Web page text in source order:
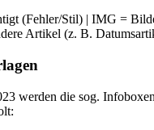
(Fehler/Stil) | IMG =
Artikel (z. B.
werden die sog.